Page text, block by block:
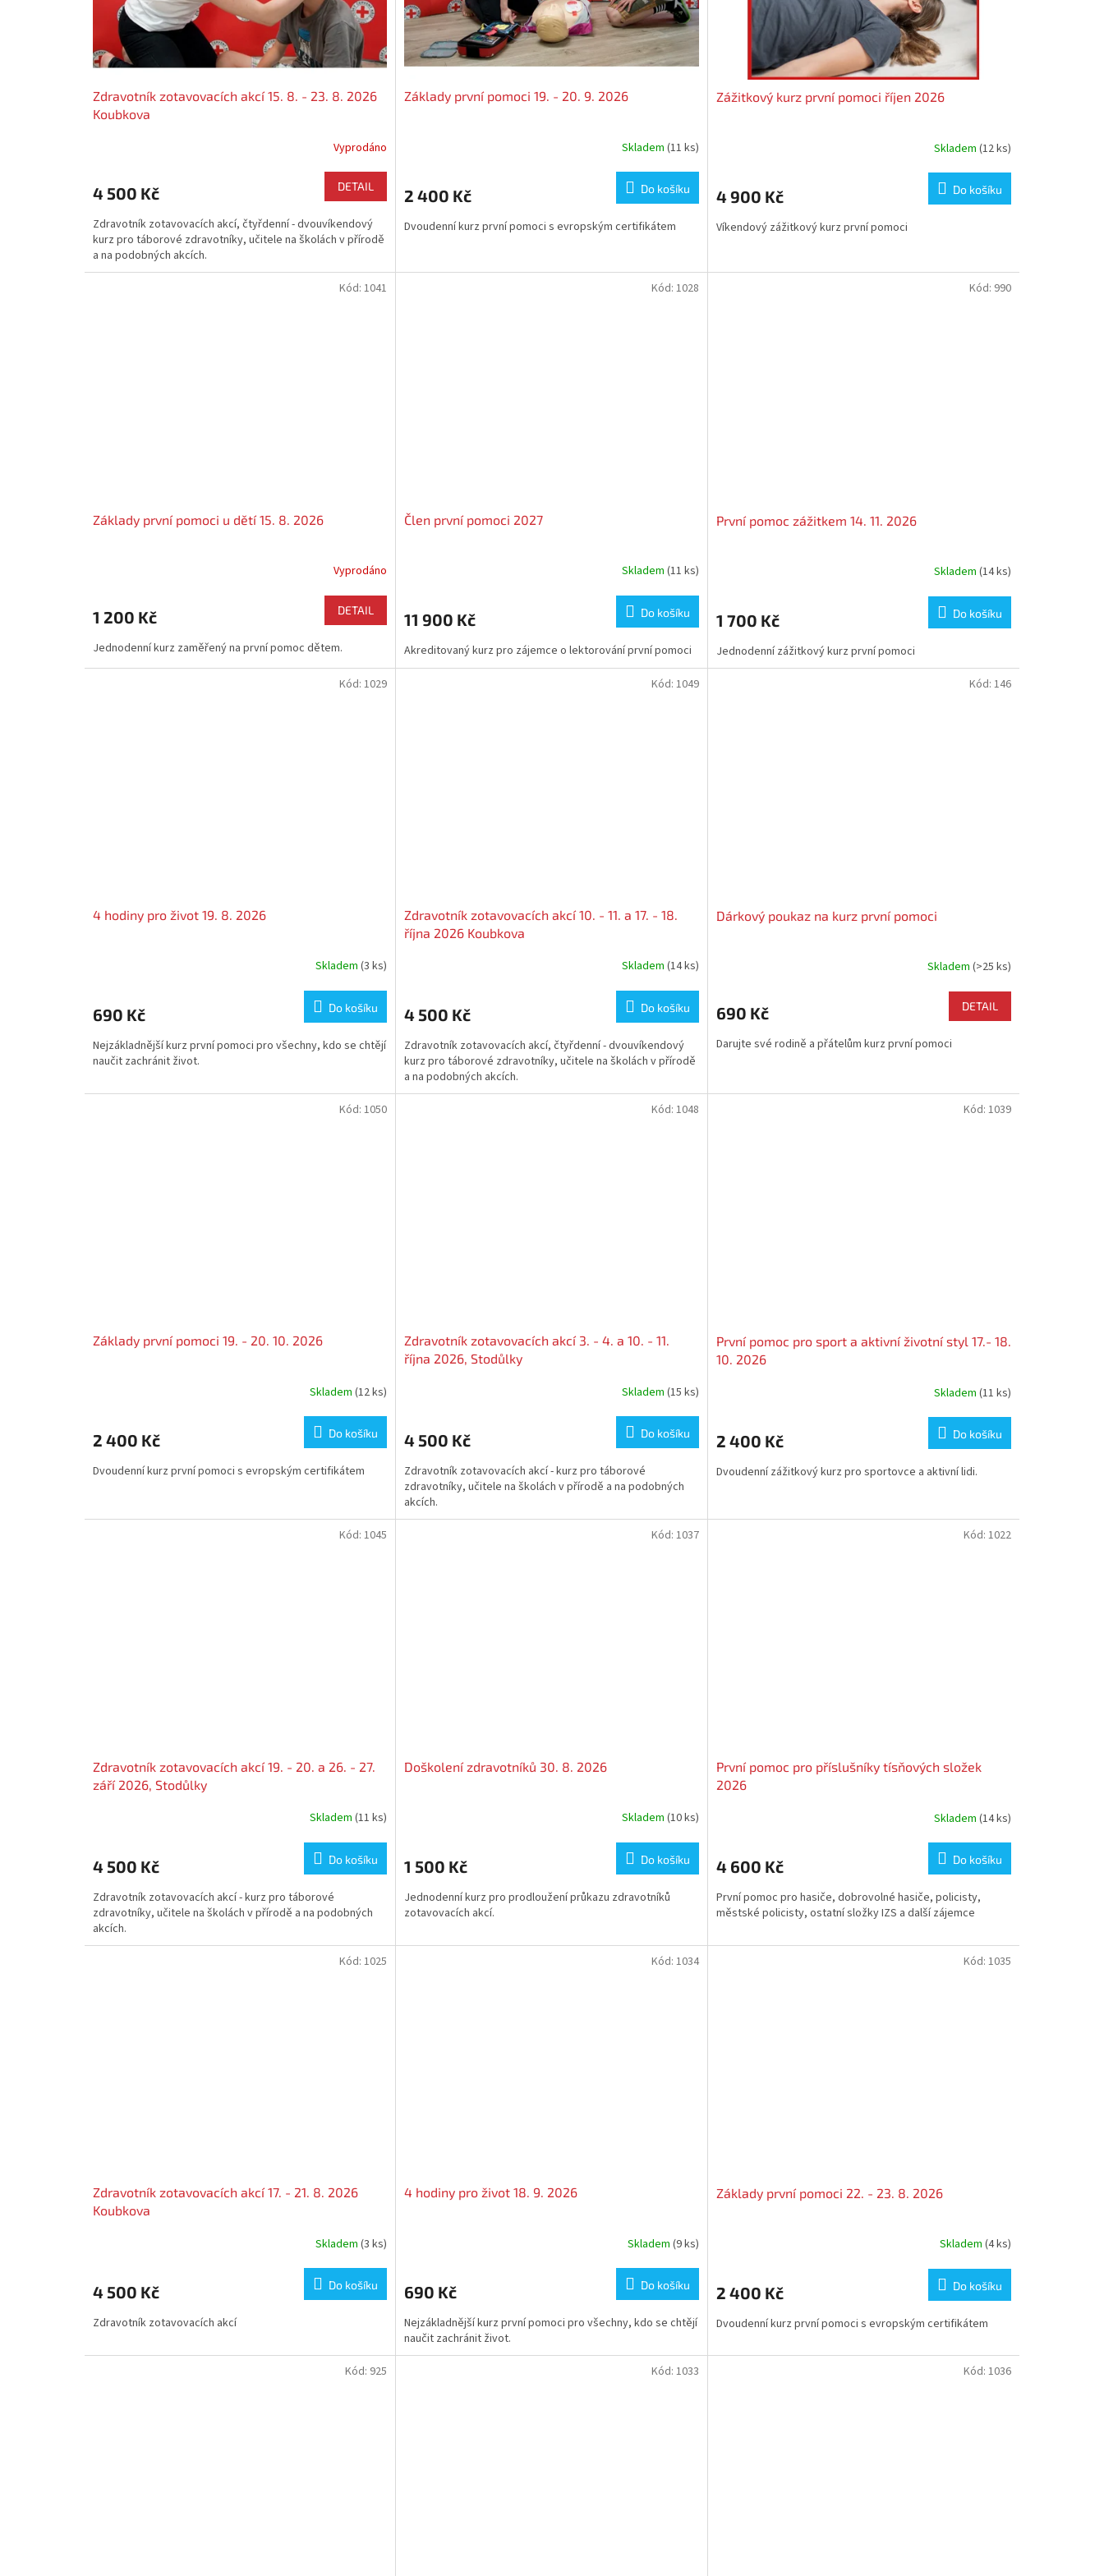
O
b
a
n
h
o
s
é
h
v
e
Zdravotník zotavovacích akcí 15. 8. - 23. 8. 2026
Koubkova
Vyprodáno
4 500 Kč DETAIL
Zdravotník zotavovacích akcí, čtyřdenní - dvouvíkendový
kurz pro táborové zdravotníky, učitele na školách v přírodě
a na podobných akcích.
Základy první pomoci 19. - 20. 9. 2026
Skladem (11 ks)
2 400 Kč Do košíku
Dvoudenní kurz první pomoci s evropským certifikátem
Zážitkový kurz první pomoci říjen 2026
Skladem (12 ks)
4 900 Kč Do košíku
Víkendový zážitkový kurz první pomoci
Základy první pomoci u dětí 15. 8. 2026
Vyprodáno
1 200 Kč DETAIL
Jednodenní kurz zaměřený na první pomoc dětem.
Kód:1041
Člen první pomoci 2027
Skladem (11 ks)
11 900 Kč Do košíku
Akreditovaný kurz pro zájemce o lektorování první pomoci
Kód: 1028
První pomoc zážitkem 14. 11. 2026
Skladem (14 ks)
1 700 Kč Do košíku
Jednodenní zážitkový kurz první pomoci
Kód: 990
4 hodiny pro život 19. 8. 2026
Skladem(3 ks)
690 Kč Do košíku
Nejzákladnější kurz první pomoci pro všechny, kdo se chtějí
naučit zachránit život.
Kód:1029
Zdravotník zotavovacích akcí 10. - 11. a 17. - 18.
října 2026 Koubkova
Skladem (14 ks)
4 500 Kč Do košíku
Zdravotník zotavovacích akcí, čtyřdenní - dvouvíkendový
kurz pro táborové zdravotníky, učitele na školách v přírodě
a na podobných akcích.
Kód: 1049
Dárkový poukaz na kurz první pomoci
je
z
Skladem (>25 ks)
690 Kč DETAIL
Darujte své rodině a přátelům kurz první pomoci
Kód: 146
Základy první pomoci 19. - 20. 10. 2026
Skladem(12 ks)
2 400 Kč Do košíku
Dvoudenní kurz první pomoci s evropským certifikátem
Kód:1050
Zdravotník zotavovacích akcí 3. - 4. a 10. - 11.
října 2026, Stodůlky
Skladem (15 ks)
4 500 Kč Do košíku
Zdravotník zotavovacích akcí - kurz pro táborové
zdravotníky, učitele na školách v přírodě a na podobných
akcích.
Kód: 1048
První pomoc pro sport a aktivní životní styl 17.- 18.
10. 2026
je
z
Skladem (11 ks)
2 400 Kč Do košíku
Dvoudenní zážitkový kurz pro sportovce a aktivní lidi.
Kód: 1039
Zdravotník zotavovacích akcí 19. - 20. a 26. - 27.
září 2026, Stodůlky
Skladem(11 ks)
4 500 Kč Do košíku
Zdravotník zotavovacích akcí - kurz pro táborové
zdravotníky, učitele na školách v přírodě a na podobných
akcích.
Kód:1045
Doškolení zdravotníků 30. 8. 2026
Skladem (10 ks)
1 500 Kč Do košíku
Jednodenní kurz pro prodloužení průkazu zdravotníků
zotavovacích akcí.
Kód: 1037
První pomoc pro příslušníky tísňových složek
2026
Skladem (14 ks)
4 600 Kč Do košíku
První pomoc pro hasiče, dobrovolné hasiče, policisty,
městské policisty, ostatní složky IZS a další zájemce
Kód: 1022
Zdravotník zotavovacích akcí 17. - 21. 8. 2026
Koubkova
Skladem(3 ks)
4 500 Kč Do košíku
Zdravotník zotavovacích akcí
Kód:1025
4 hodiny pro život 18. 9. 2026
Skladem (9 ks)
690 Kč Do košíku
Nejzákladnější kurz první pomoci pro všechny, kdo se chtějí
naučit zachránit život.
Kód: 1034
Základy první pomoci 22. - 23. 8. 2026
Skladem (4 ks)
2 400 Kč Do košíku
Dvoudenní kurz první pomoci s evropským certifikátem
Kód: 1035
Kód: 925 Kód: 1033 Kód: 1036